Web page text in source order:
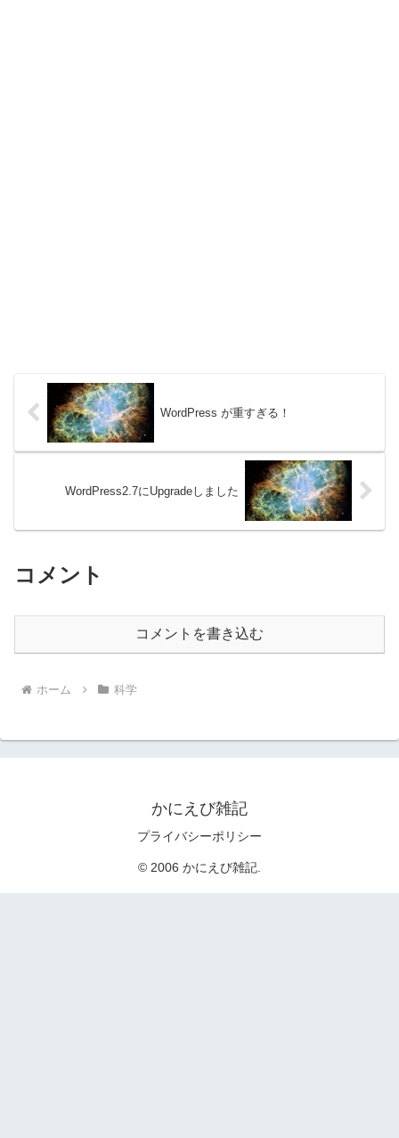
WordPress が重すぎる！
WordPress2.7にUpgradeしました
コメント
コメントを書き込む
ホーム 科学
かにえび雑記
プライバシーポリシー
© 2006 かにえび雑記.